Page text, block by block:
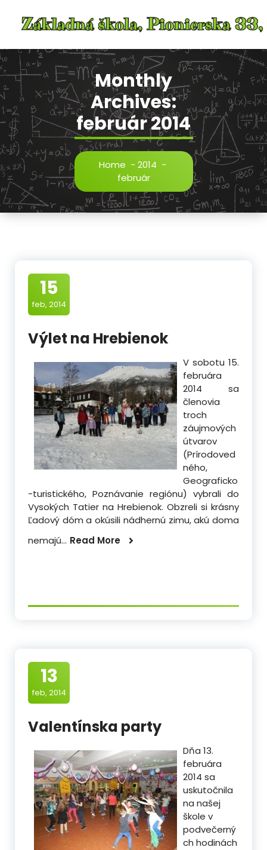
content
Monthly
Archives:
február 2014
Home - 2014 -
február
15
feb, 2014
Výlet na Hrebienok
V sobotu 15.
februára
2014 sa
členovia
troch
záujmových
útvarov
(Prírodoved
ného,
Geograficko
-turistického, Poznávanie regiónu) vybrali do
Vysokých Tatier na Hrebienok. Obzreli si krásny
Ľadový dóm a okúsili nádhernú zimu, akú doma
nemajú… Read More
13
feb, 2014
Valentínska party
Dňa 13.
februára
2014 sa
uskutočnila
na našej
škole v
podvečerný
ch hodinách